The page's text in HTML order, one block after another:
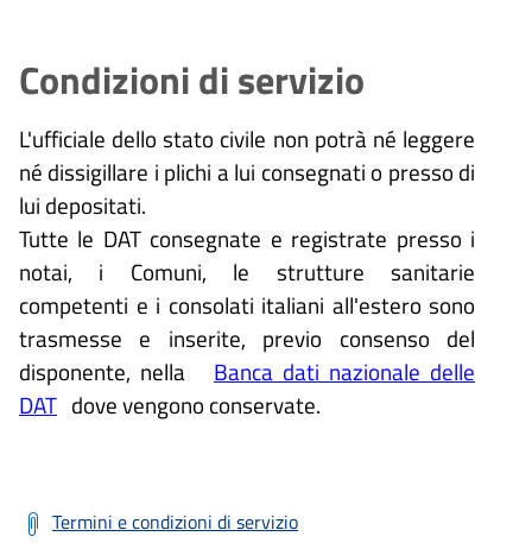
Condizioni di servizio
L'ufficiale dello stato civile non potrà né leggere
né dissigillare i plichi a lui consegnati o presso di
lui depositati.
Tutte le DAT consegnate e registrate presso i
notai, i Comuni, le strutture sanitarie
competenti e i consolati italiani all'estero sono
trasmesse e inserite, previo consenso del
disponente, nella Banca dati nazionale delle
DAT dove vengono conservate.
Termini e condizioni di servizio